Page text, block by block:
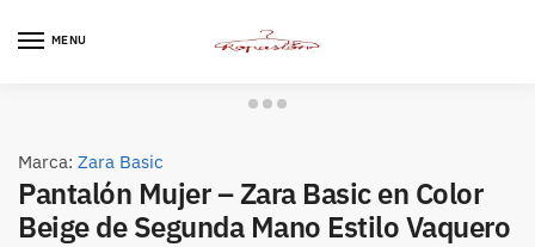
MENU
Marca: Zara Basic
Pantalón Mujer – Zara Basic en Color
Beige de Segunda Mano Estilo Vaquero